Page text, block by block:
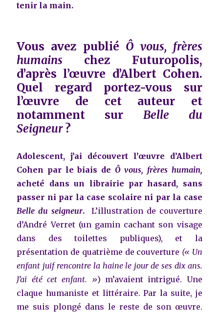
tenir la main.
Vous avez publié Ô vous, frères
humains chez Futuropolis,
d’après l’œuvre d’Albert Cohen.
Quel regard portez-vous sur
l’œuvre de cet auteur et
notamment sur Belle du
Seigneur?
Adolescent, j’ai découvert l’œuvre d’Albert
Cohen par le biais de Ô vous, frères humain,
acheté dans un librairie par hasard, sans
passer ni par la case scolaire ni par la case
Belle du seigneur.
L’illustration de couverture
d’André Verret (un gamin cachant son visage
dans des toilettes publiques), et la
présentation de quatrième de couverture (« Un
enfant juif rencontre la haine le jour de ses dix ans.
J’ai été cet enfant. ») m’avaient intrigué. Une
claque humaniste et littéraire. Par la suite, je
me suis plongé dans le reste de son œuvre.